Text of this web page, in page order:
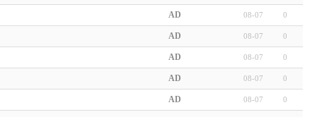
AD 08-07 0
AD 08-07 0
AD 08-07 0
AD 08-07 0
AD 08-07 0